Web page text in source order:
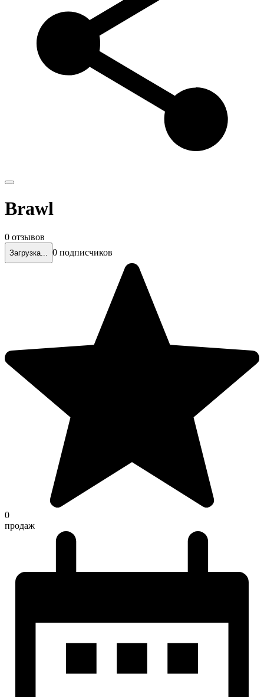
Brawl
0 отзывов
Загрузка... 0 подписчиков
0
продаж